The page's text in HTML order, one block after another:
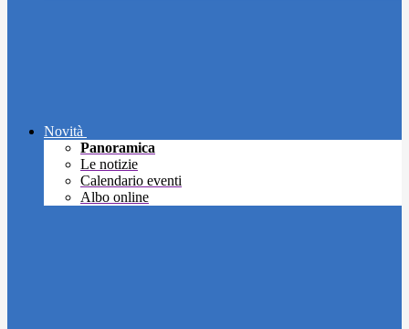
Novità
Panoramica
Le notizie
Calendario eventi
Albo online